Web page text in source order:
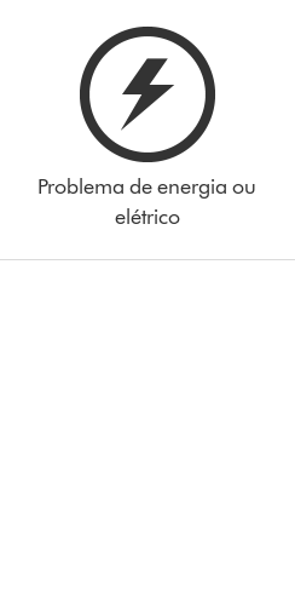
Problema de energia ou
elétrico